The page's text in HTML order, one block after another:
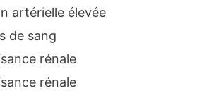
artérielle élevée
de sang
rénale
rénale